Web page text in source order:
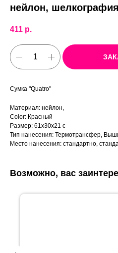
нейлон, шелкография
411 р.
Сумка "Quatro"
Материал: нейлон,
Color: Красный
Размер: 61х30х21 с
Тип нанесения: Термотрансфер,
Место нанесения: стандартно,
Возможно, вас